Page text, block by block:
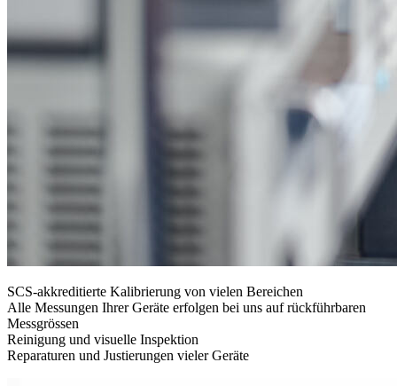
SCS-akkreditierte Kalibrierung von vielen Bereichen
Alle Messungen Ihrer Geräte erfolgen bei uns auf rückführbaren
Messgrössen
Reinigung und visuelle Inspektion
Reparaturen und Justierungen vieler Geräte